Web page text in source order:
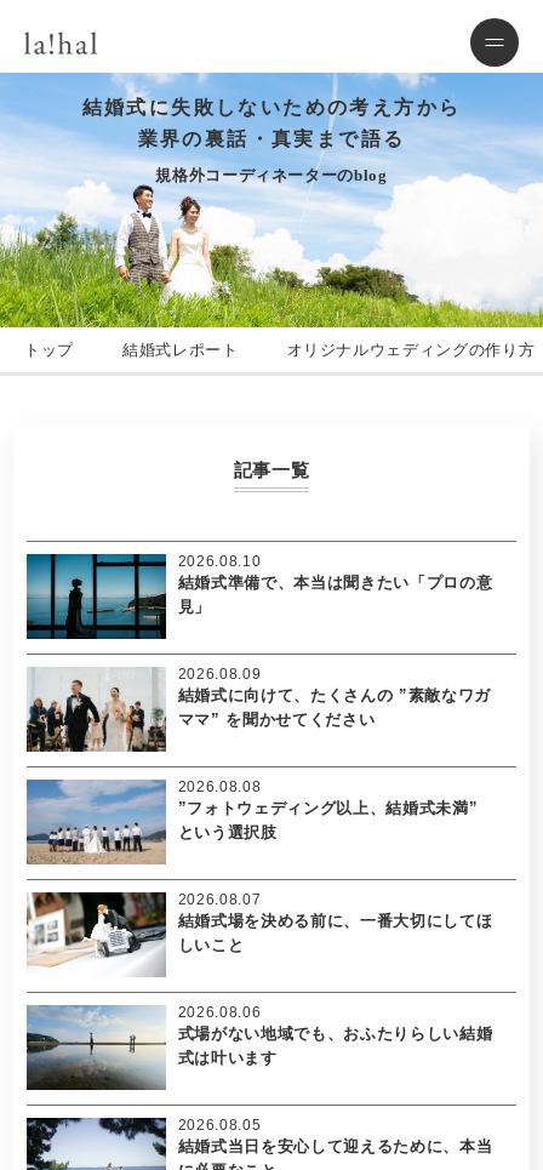
結婚式に失敗しないための考え方から
業界の裏話・真実まで語る
規格外コーディネーターのblog
トップ 結婚式レポート オリジナルウェディングの作り方
記事一覧
結婚式準備で、本当は聞きたい「プロの意
見」
2026.08.10
結婚式に向けて、たくさんの ”素敵なワガ
ママ” を聞かせてください
2026.08.09
”フォトウェディング以上、結婚式未満”
という選択肢
2026.08.08
結婚式場を決める前に、一番大切にしてほ
しいこと
2026.08.07
式場がない地域でも、おふたりらしい結婚
式は叶います
2026.08.06
結婚式当日を安心して迎えるために、本当
2026.08.05